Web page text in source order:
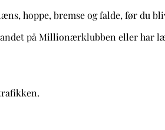
hoppe, bremse og falde, før du
på Millionærklubben eller har